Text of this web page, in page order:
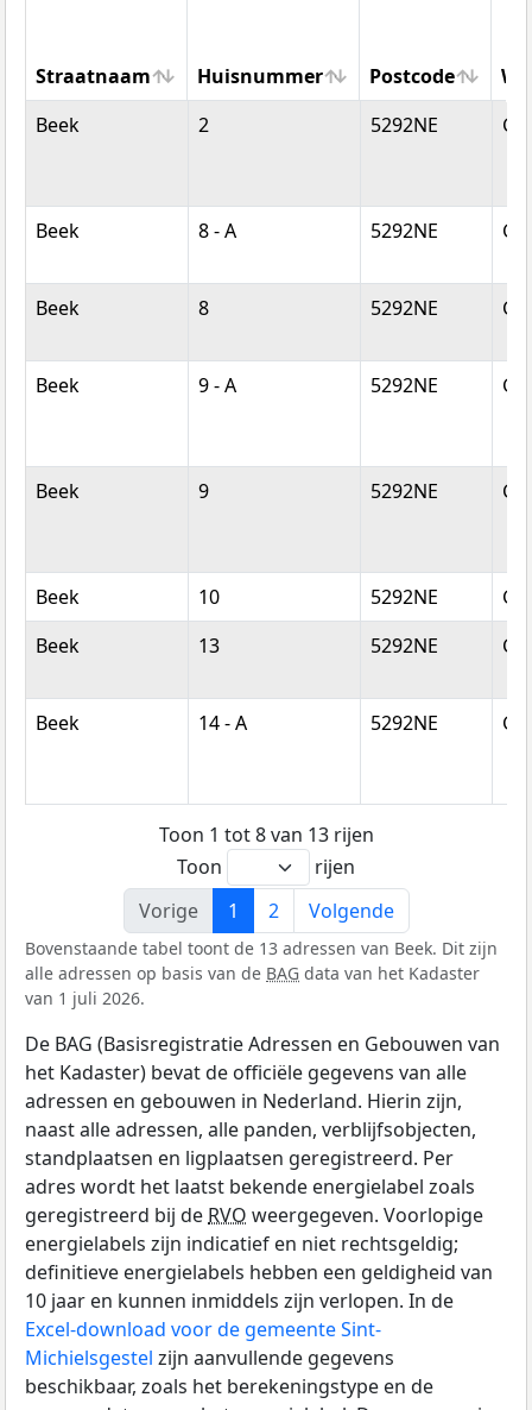
Straatnaam Huisnummer Postcode
Straatnaam
Huisnummer Postcode
Beek 2 5292NE
Beek 8 - A 5292NE
Beek 8 5292NE
Beek 9 - A 5292NE
Beek 9 5292NE
Beek 10 5292NE
Beek
13 5292NE
Beek 14 - A 5292NE
Toon 1 tot 8 van 13 rijen
Toon
rijen
Vorige
1 2 Volgende
Bovenstaande tabel toont de 13 adressen van Beek. Dit zijn
alle adressen op basis van de BAG data van het Kadaster
van 1 juli 2026.
De BAG (Basisregistratie Adressen en Gebouwen van
het Kadaster) bevat de officiële gegevens van alle
adressen en gebouwen in Nederland. Hierin zijn,
naast alle adressen, alle panden, verblijfsobjecten,
standplaatsen en ligplaatsen geregistreerd. Per
adres wordt het laatst bekende energielabel zoals
geregistreerd bij de RVO weergegeven. Voorlopige
energielabels zijn indicatief en niet rechtsgeldig;
definitieve energielabels hebben een geldigheid van
10 jaar en kunnen inmiddels zijn verlopen. In de
Excel-download voor de gemeente Sint-
Michielsgestel zijn aanvullende gegevens
beschikbaar, zoals het berekeningstype en de